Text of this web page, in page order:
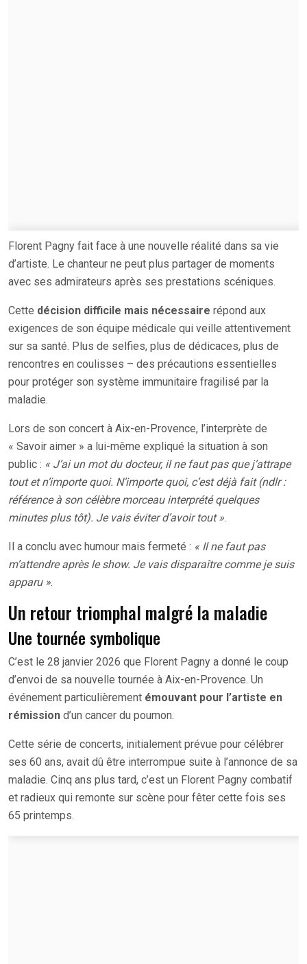
Florent Pagny fait face à une nouvelle réalité dans sa vie
d’artiste. Le chanteur ne peut plus partager de moments
avec ses admirateurs après ses prestations scéniques.
Cette décision difficile mais nécessaire répond aux
exigences de son équipe médicale qui veille attentivement
sur sa santé. Plus de selfies, plus de dédicaces, plus de
rencontres en coulisses – des précautions essentielles
pour protéger son système immunitaire fragilisé par la
maladie.
Lors de son concert à Aix-en-Provence, l’interprète de
« Savoir aimer » a lui-même expliqué la situation à son
public : « J’ai un mot du docteur, il ne faut pas que j’attrape
tout et n’importe quoi. N’importe quoi, c’est déjà fait (ndlr :
référence à son célèbre morceau interprété quelques
minutes plus tôt). Je vais éviter d’avoir tout ».
Il a conclu avec humour mais fermeté : « Il ne faut pas
m’attendre après le show. Je vais disparaître comme je suis
apparu ».
Un retour triomphal malgré la maladie
Une tournée symbolique
C’est le 28 janvier 2026 que Florent Pagny a donné le coup
d’envoi de sa nouvelle tournée à Aix-en-Provence. Un
événement particulièrement émouvant pour l’artiste en
rémission d’un cancer du poumon.
Cette série de concerts, initialement prévue pour célébrer
ses 60 ans, avait dû être interrompue suite à l’annonce de sa
maladie. Cinq ans plus tard, c’est un Florent Pagny combatif
et radieux qui remonte sur scène pour fêter cette fois ses
65 printemps.